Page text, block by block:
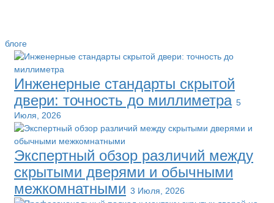
блоге
Инженерные стандарты скрытой
двери: точность до миллиметра 5
Июля, 2026
Экспертный обзор различий между
скрытыми дверями и обычными
межкомнатными 3 Июля, 2026